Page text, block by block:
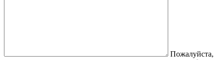
Пожалуйста,